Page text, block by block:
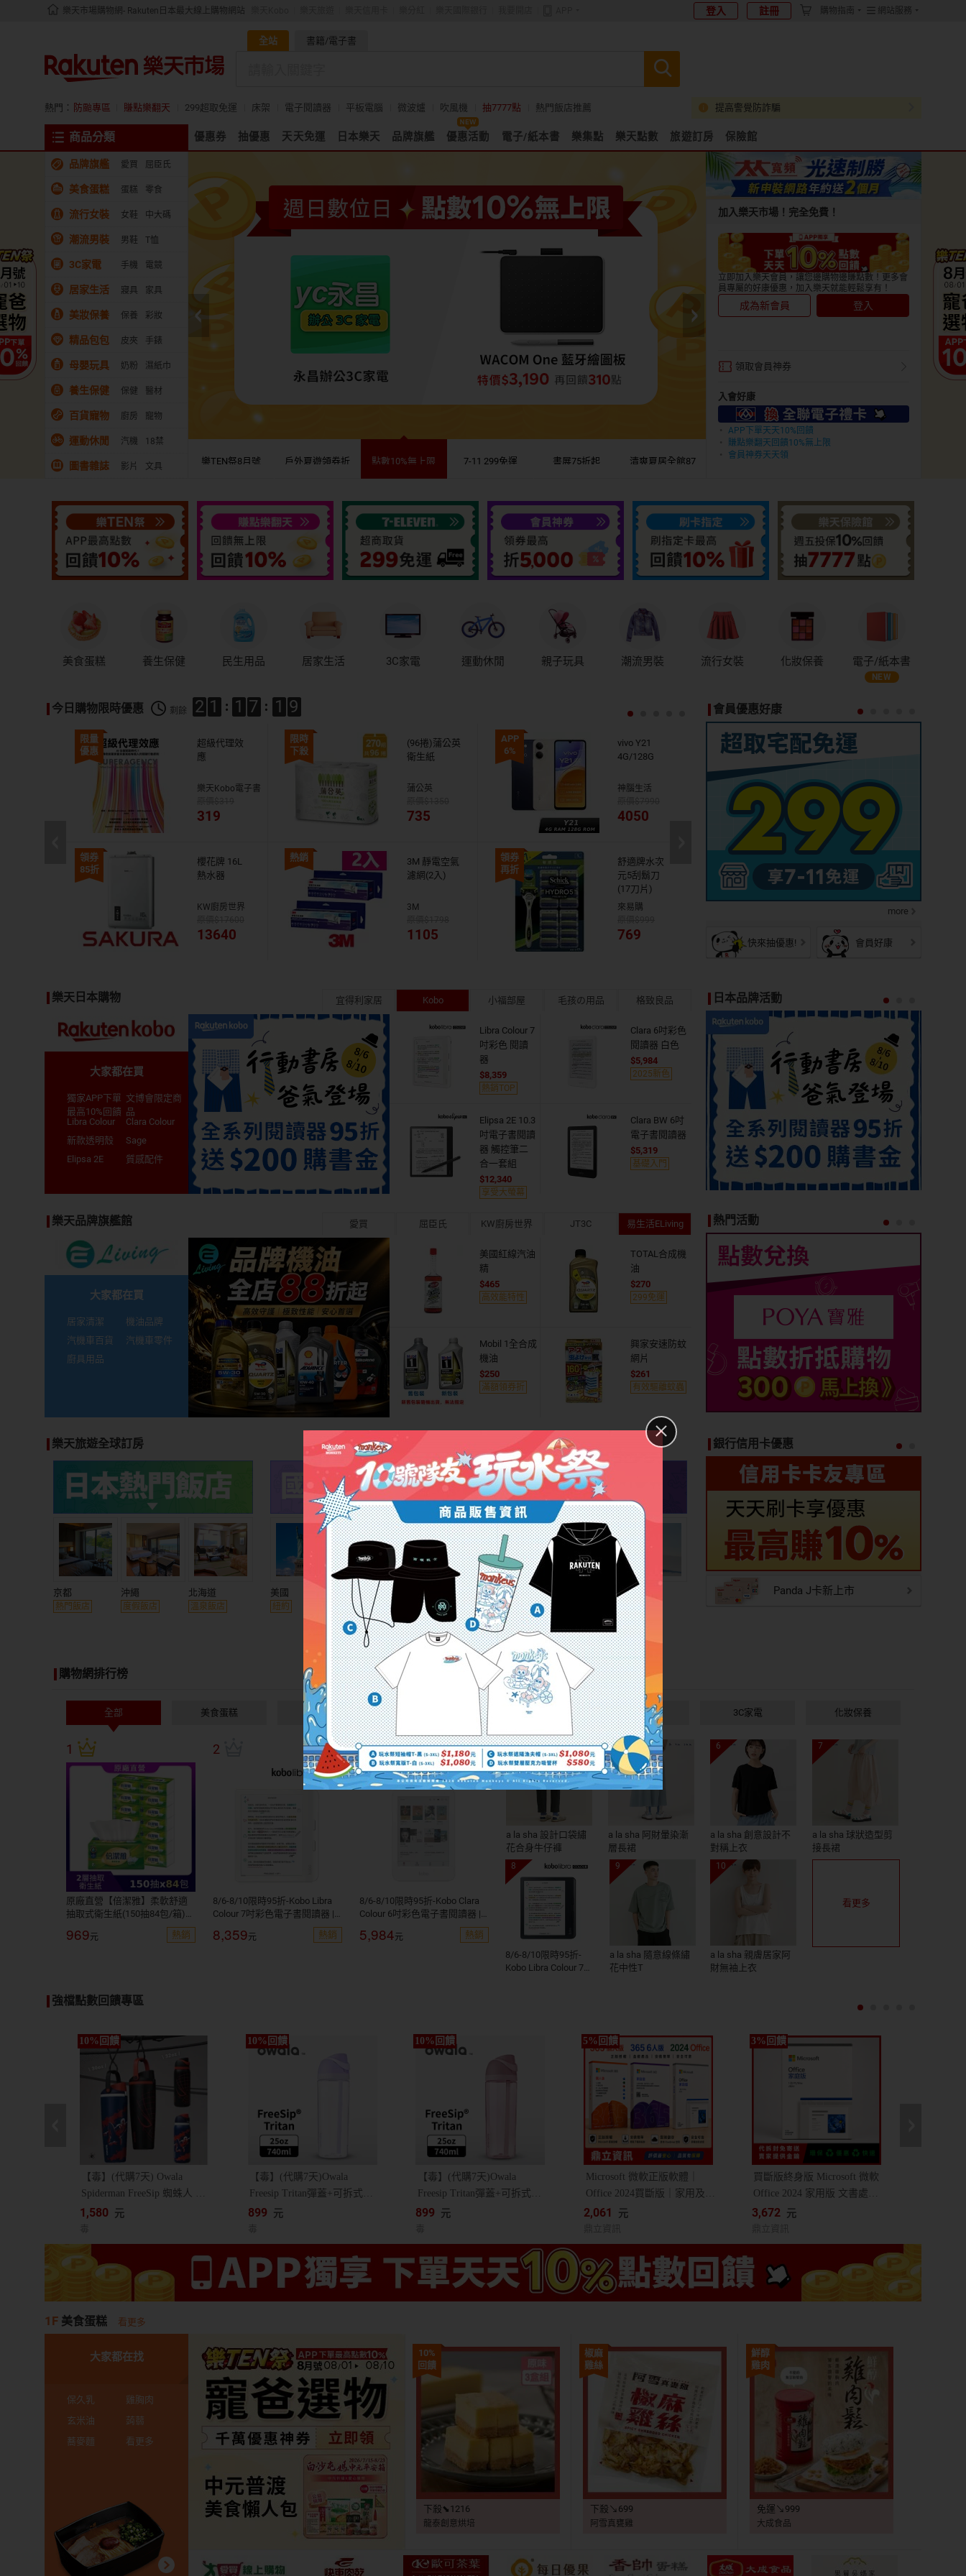
樂天市場購物網- Rakuten日本最大線上購物網站 登入 註冊 購物指南 網站服務
全站 書籍/電子書
熱門： 防颱專區 賺點樂翻天 299超取免運 床架 電子閱讀器 平板電腦 微波爐 吹風機 抽7777點 熱門飯店推薦 提高警覺防詐騙
商品分類 優惠券 抽優惠 天天免運 日本樂天 品牌旗艦 優惠活動 電子/紙本書 樂集點 樂天點數 旅遊訂房 保險館
加入樂天市場！完全免費！
立即加入樂天會員，讓您邊購物邊賺點數！更多會
員專屬的好康優惠，加入樂天就能輕鬆享有！
成為新會員 登入
領取會員神券
入會好康
APP下單天天10%回饋
賺點樂翻天回饋10%無上限
會員神券天天領
品牌旗艦 愛買 屈臣氏
美食蛋糕 蛋糕 零食
流行女裝 女鞋 中大碼
潮流男裝 男鞋 T恤
3C家電 手機 電競
居家生活 寢具 家具
美妝保養 保養 彩妝
精品包包 皮夾 手錶
母嬰玩具 奶粉 濕紙巾
養生保健 保健 醫材
百貨寵物 廚房 寵物
運動休閒 汽機 18禁
圖書雜誌 影片 文具 樂TEN祭8月號 戶外夏遊領券折 點數10%無上限 7-11 299免運 書展75折起
清爽夏居全館87
美食蛋糕 養生保健 民生用品 居家生活 3C家電 運動休閒 親子玩具 潮流男裝 流行女裝 化妝保養 電子/紙本書
今日購物限時優惠 剩餘 21 17 17
限量
優惠
券
超級代理效
應
樂天Kobo電子書
319
限時
下殺
(96捲)蒲公英
衛生紙
蒲公英
735
APP
6%
vivo Y21
4G/128G
神腦生活
4050
領券
85折
櫻花牌 16L
熱水器
KW廚房世界
13640
熱銷
3M 靜電空氣
濾網(2入)
3M
1105
領券
再折
舒適牌水次
元5刮鬍刀
(17刀片)
來易購
769
10%
回饋
包大人防漏
安心復健褲
愛買線上購物
2700
1100
折百
回力 復古厚
底小白鞋
1103
會員優惠好康
快來抽優惠! 會員好康
more
樂天日本購物 宜得利家居 Kobo 小福部屋 毛孩の用品 格致良品
大家都在買
獨家APP下單
最高10%回饋
文博會限定商
品
Libra Colour
Clara Colour
新款透明殼
Sage
Elipsa 2E
質感配件
Libra Colour 7
吋彩色 閱讀
器
8,359
熱銷TOP
Clara 6吋彩色
閱讀器 白色
5,984
2025新色
Elipsa 2E 10.3
吋電子書閱讀
器 觸控筆二
合一套組
12,340
享受大螢幕
Clara BW 6吋
電子書閱讀器
5,319
基礎入門
日本品牌活動
樂天品牌旗艦館 愛買 屈臣氏 KW廚房世界 JT3C 易生活ELiving
大家都在買
居家清潔
機油品牌
汽機車百貨
汽機車零件
廚具用品
美國紅線汽油
精
465
高效能特性
TOTAL合成機
油
270
299免運
Mobil 1全合成
機油
250
滿額領券折
興家安速防蚊
網片
261
有效驅離蚊蟲
熱門活動
樂天旅遊全球訂房
京都
熱門飯店
沖繩
度假飯店
北海道
溫泉飯店
美國
紐約
英國
倫敦
義大利
米蘭
東京羽田
租車
北海道
租車
銀行信用卡優惠
Panda J卡新上市
購物網排行榜
全部 美食蛋糕 居家生活 男性潮流 親子玩具 3C家電 化妝保養
1
原廠直營【倍潔雅】柔軟舒適
抽取式衛生紙(150抽84包/箱)
969 熱銷
2
8/6-8/10限時95折-Kobo Libra
Colour 7吋彩色電子書閱讀器 |
白。32GB 買再送$200購書金，
購書金登錄網址：
8,359 熱銷
3
8/6-8/10限時95折-Kobo Clara
Colour 6吋彩色電子書閱讀器 |
白。16GB 買再送$200購書金，
購書金登錄網址：
5,984 熱銷
4
a la sha 設計口袋繡
花合身牛仔褲
5
a la sha 阿財暈染漸
層長裙
6
a la sha 創意設計不
對稱上衣
7
a la sha 球狀造型剪
接長裙
8
8/6-8/10限時95折-
Kobo Libra Colour 7
https://reurl.cc/8Ype
9
a la sha 隨意線條繡
花中性T
10
a la sha 親膚居家阿
財無袖上衣
看更多
強檔點數回饋專區
【毒】(代購7天) Owala
Spiderman FreeSip 蜘蛛人 漫
威 聯名 冷水瓶 水壺 雙飲杯
1,580 元
【毒】(代購7天)Owala
Freesip Tritan彈蓋+可拆式吸
管運動水壺/ 專利雙飲口/
899 元
【毒】(代購7天)Owala
Freesip Tritan彈蓋+可拆式吸
管運動水壺/ 專利雙飲口/
899 元
Microsoft 微軟正版軟體｜
Office 2024買斷版｜家用及中
小企業版｜365家庭版｜365
助安裝啟用
2,061 元
買斷版終身版 Microsoft 微軟
Office 2024 家用版 文書處理
/ 支援蘋果 Mac / 軟體 線上金
3,672 元
1F 美食蛋糕 看更多
10%
回饋
下殺⬊1216
龍泰創意烘培
椒麻
雞絲
下殺↘699
阿雪真甕雞
鮮醇
雞肉
鬆
免運↘999
大成食品
大家都在找
保久乳
雞胸肉
玄米油
蒟蒻
蕎麥麵
看更多